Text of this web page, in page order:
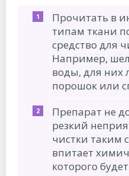
Прочитать в
типам ткани
средство для
Например,
воды, для них
порошок или
Препарат не
резкий
чистки таким
впитает
которого